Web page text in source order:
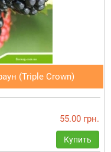
(Triple Crown)
55.00 грн.
Купить